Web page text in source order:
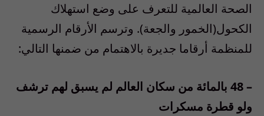
الصحة العالمية للتعرف على وضع استهلاك
الكحول(الخمور والجعة). وترسم الأرقام الرسمية
للمنظمة أرقاما جديرة بالاهتمام من ضمنها التالي:
– 48 بالمائة من سكان العالم لم يسبق لهم ترشف
ولو قطرة مسكرات